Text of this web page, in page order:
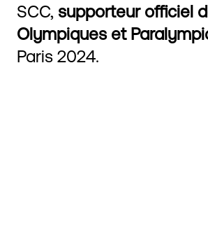
SCC, supporteur officiel
Olympiques et
Paris 2024.